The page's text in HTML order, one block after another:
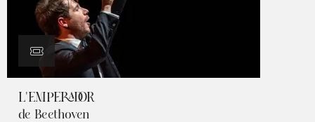
L'EMPERADOR
de Beethoven